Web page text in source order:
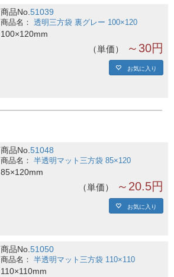
商品No.51039
透明三方袋 裏グレー 100×120
100×120mm
単価 ～30円
お気に入り
商品No.51048
半透明マット三方袋 85×120
85×120mm
単価 ～20.5円
お気に入り
商品No.51050
半透明マット三方袋 110×110
110×110mm